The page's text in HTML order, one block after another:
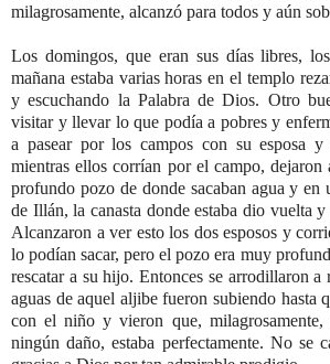
milagrosamente, alcanzó para todos y aún
Los domingos, que eran sus días libres,
mañana estaba varias horas en el templo
y escuchando la Palabra de Dios. Otro
visitar y llevar lo que podía a pobres y
a pasear por los campos con su esposa
mientras ellos corrían por el campo,
profundo pozo de donde sacaban agua y en
de Illán, la canasta donde estaba dio vuelta
Alcanzaron a ver esto los dos esposos y
lo podían sacar, pero el pozo era muy
rescatar a su hijo. Entonces se arrodillaron
aguas de aquel aljibe fueron subiendo hasta
con el niño y vieron que,
ningún daño, estaba perfectamente. No se